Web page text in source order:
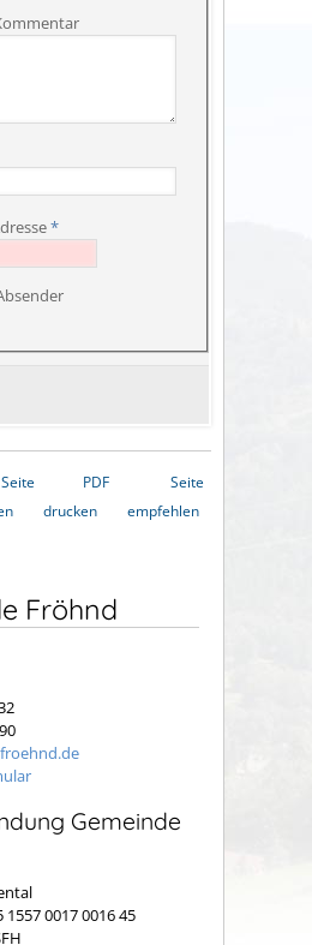
*
Seite
PDF
drucken
Seite
empfehlen
Fröhnd
Gemeinde
1557 0017 0016 45